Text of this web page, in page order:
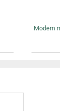
Modern